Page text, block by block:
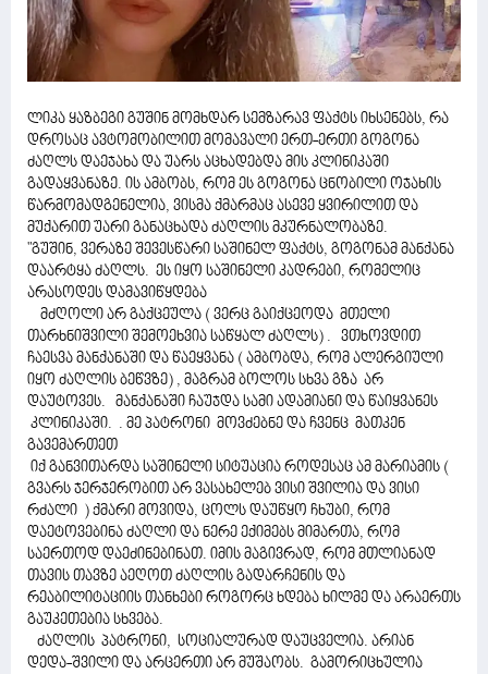
ლიკა ყაზბეგი გუშინ მომხდარ სემზარავ ფაქტს იხსენებს, რა
დროსაც ავტომობილით მომავალი ერთ-ერთი გოგონა
ძაღლს დაეჯახა და უარს აცხადებდა მის კლინიკაში
გადაყვანაზე. ის ამბობს, რომ ეს გოგონა ცნობილი ოჯახის
წარმომადგენელია, ვისმა ქმარმაც ასევე ყვირილით და
მუქარით უარი განაცხადა ძაღლის მკურნალობაზე.
"გუშინ, ვერაზე შევესწარი საშინელ ფაქტს, გოგონამ მანქანა
დაარტყა ძაღლს. ეს იყო საშინელი კადრები, რომელიც
არასოდეს დამავიწყდება
მძღოლი არ გაქცეულა ( ვერც გაიქცეოდა მთელი
თარხნიშვილი შემოეხვია საწყალ ძაღლს) . ვთხოვდით
ჩაესვა მანქანაში და წაეყვანა ( ამბობდა, რომ ალერგიული
იყო ძაღლის ბეწვზე) , მაგრამ ბოლოს სხვა გზა არ
დაუტოვეს. მანქანაში ჩაუჯდა სამი ადამიანი და წაიყვანეს
კლინიკაში. . მე პატრონი მოვძებნე და ჩვენც მათკენ
გავემართეთ
იქ განვითარდა საშინელი სიტუაცია როდესაც ამ მარიამის (
გვარს ჯერჯერობით არ ვასახელებ ვისი შვილია და ვისი
რძალი ) ქმარი მოვიდა, ცოლს დაუწყო ჩხუბი, რომ
დაეტოვებინა ძაღლი და ნერე ექიმებს მიმართა, რომ
საერთოდ დაეძინებინათ. იმის მაგივრად, რომ მთლიანად
თავის თავზე აეღოთ ძაღლის გადარჩენის და
რეაბილიტაციის თანხები როგორც ხდება ხილმე და არაერთს
გაუკეთებია სხვება.
ძაღლის პატრონი, სოციალურად დაუცველია. არიან
დედა-შვილი და არცერთი არ მუშაობს. გამორიცხულია